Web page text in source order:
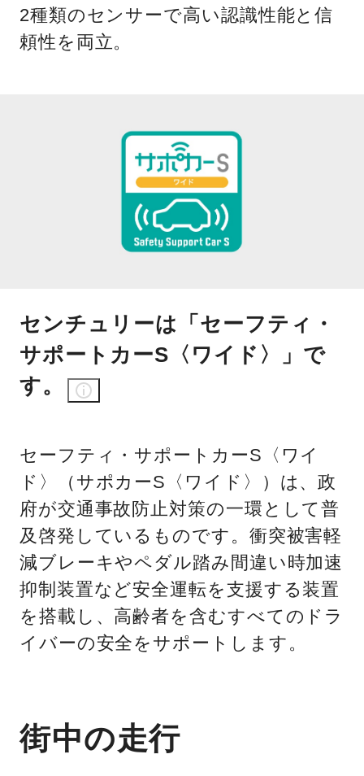
2種類のセンサーで高い認識性能と信
頼性を両立。
センチュリーは「セーフティ・
サポートカーS〈ワイド〉」で
す。
セーフティ・サポートカーS〈ワイ
ド〉（サポカーS〈ワイド〉）は、政
府が交通事故防止対策の一環として普
及啓発しているものです。衝突被害軽
減ブレーキやペダル踏み間違い時加速
抑制装置など安全運転を支援する装置
を搭載し、高齢者を含むすべてのドラ
イバーの安全をサポートします。
街中の走行